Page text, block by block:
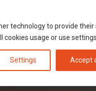
technology to provide
cookies usage or use
Settings Accept